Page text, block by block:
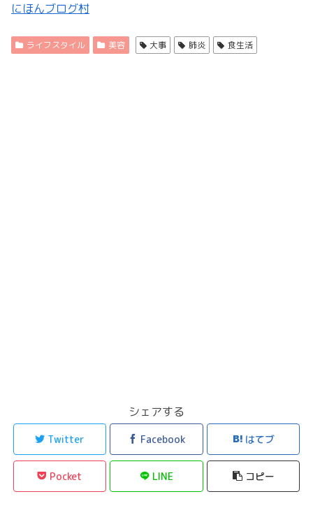
にほんブログ村
ライフスタイル 美容 大事 肺炎 食生活
シェアする
Twitter Facebook はてブ
Pocket LINE コピー